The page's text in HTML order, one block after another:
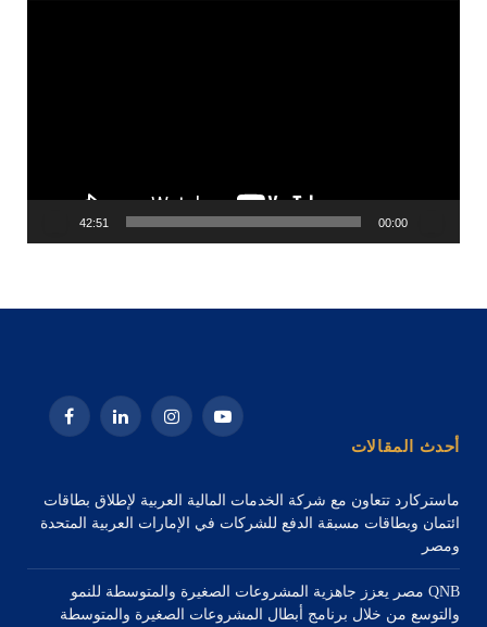
00:00
42:51
يوتيوب الانستغراملينكدإن فيسبوك
أحدث المقالات
ماستركارد تتعاون مع شركة الخدمات المالية العربية لإطلاق بطاقات
ائتمان وبطاقات مسبقة الدفع للشركات في الإمارات العربية المتحدة
ومصر
QNB مصر يعزز جاهزية المشروعات الصغيرة والمتوسطة للنمو
والتوسع من خلال برنامج أبطال المشروعات الصغيرة والمتوسطة